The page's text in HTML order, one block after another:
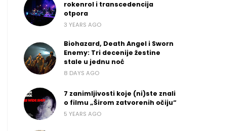
rokenrol i transcedencija
otpora
3 YEARS AGO
Biohazard, Death Angel i Sworn
Enemy: Tri decenije žestine
stale u jednu noć
8 DAYS AGO
7 zanimljivosti koje (ni)ste znali
o filmu „Širom zatvorenih očiju“
5 YEARS AGO